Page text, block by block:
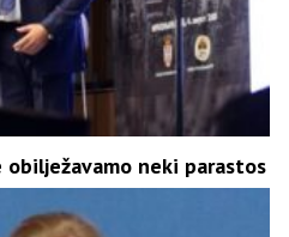
ne obilježavamo neki parastos